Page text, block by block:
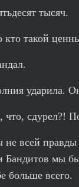
тысяч.
кто такой
ударила.
что, сдурел?!
не всей правды
Бандитов мы
больше всего.